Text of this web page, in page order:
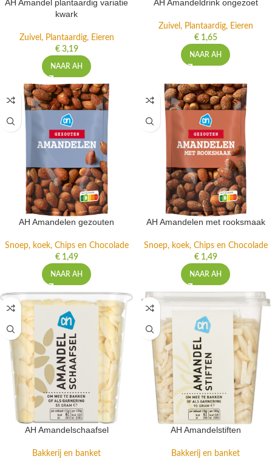
AH Amandel plantaardig variatie
kwark
Zuivel, Plantaardig, Eieren
€3,19
NAAR AH
AH Amandeldrink ongezoet
Zuivel, Plantaardig, Eieren
€1,65
NAAR AH
AH Amandelen gezouten
Snoep, koek, Chips en Chocolade
€1,49
NAAR AH
AH Amandelen met rooksmaak
Snoep, koek, Chips en Chocolade
€1,49
NAAR AH
AH Amandelschaafsel
Bakkerij en banket
AH Amandelstiften
Bakkerij en banket